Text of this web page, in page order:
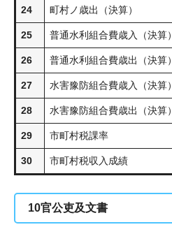
24 町村ノ歳出（決算）
25 普通水利組合費歳入（決算）
26 普通水利組合費歳出（決算）
27 水害豫防組合費歳入（決算）
28 水害豫防組合費歳出（決算）
29 市町村税課率
30 市町村税収入成績
10官公吏及文書